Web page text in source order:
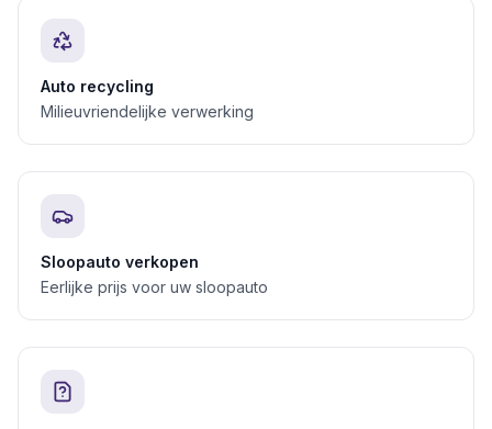
Auto recycling
Milieuvriendelijke verwerking
Sloopauto verkopen
Eerlijke prijs voor uw sloopauto